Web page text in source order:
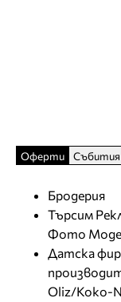
Оферти Събития
Бродерия
Търсим
Фото
Датска
Oliz/Koko-